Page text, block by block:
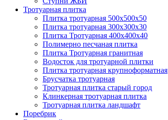
Тротуарная плитка
Плитка тротуарная 500х500х50
Плитка тротуарная 300х300х30
Плитка Тротуарная 400x400x40
Полимерно песчаная плитка
Плитка Тротуарная гранитная
Водосток для тротуарной плитки
Плитка тротуарная крупноформатная
Брусчатка тротуарная
Тротуарная плитка старый город
Клинкерная тротуарная плитка
Тротуарная плитка ландшафт
Поребрик